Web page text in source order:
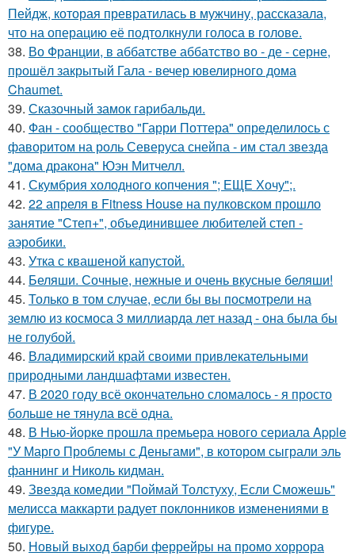
Пейдж, которая превратилась в мужчину, рассказала,
что на операцию её подтолкнули голоса в голове.
38. Во Франции, в аббатстве аббатство во - де - серне,
прошёл закрытый Гала - вечер ювелирного дома
Chaumet.
39. Сказочный замок гарибальди.
40. Фан - сообщество "Гарри Поттера" определилось с
фаворитом на роль Северуса снейпа - им стал звезда
"дома дракона" Юэн Митчелл.
41. Скумбрия холодного копчения "; ЕЩЕ Хочу";.
42. 22 апреля в Fitness House на пулковском прошло
занятие "Степ+", объединившее любителей степ -
аэробики.
43. Утка с квашеной капустой.
44. Беляши. Сочные, нежные и очень вкусные беляши!
45. Только в том случае, если бы вы посмотрели на
землю из космоса 3 миллиарда лет назад - она была бы
не голубой.
46. Владимирский край своими привлекательными
природными ландшафтами известен.
47. В 2020 году всё окончательно сломалось - я просто
больше не тянула всё одна.
48. В Нью-йорке прошла премьера нового сериала Apple
"У Марго Проблемы с Деньгами", в котором сыграли эль
фаннинг и Николь кидман.
49. Звезда комедии "Поймай Толстуху, Если Сможешь"
мелисса маккарти радует поклонников изменениями в
фигуре.
50. Новый выход барби феррейры на промо хоррора